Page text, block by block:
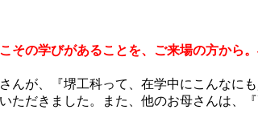
の学びがあることを、ご来場の方から。
んが、『堺工科って、在学中にこんなに
ただきました。また、他のお母さんは、